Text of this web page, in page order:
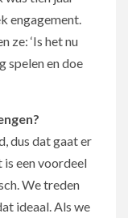
engagement.
ze: ‘Is het nu
spelen en doe
dus dat gaat er
een voordeel
We treden
ideaal. Als we